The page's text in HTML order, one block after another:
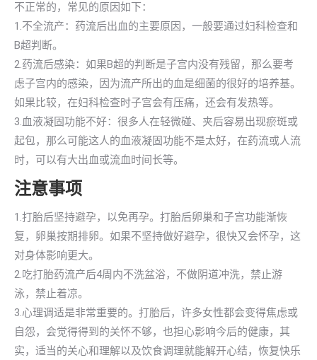
不正常的，常见的原因如下：
1.不全流产：药流后出血的主要原因，一般要通过妇科检查和
B超判断。
2.药流后感染：如果B超的判断是子宫内没有残留，那么要考
虑子宫内的感染，因为流产所出的血是细菌的很好的培养基。
如果比较，在妇科检查时子宫会有压痛，还会有发热等。
3.血液凝固功能不好：很多人在轻微碰、夹后容易出现瘀斑或
起包，那么可能这人的血液凝固功能不是太好，在药流或人流
时，可以有大出血或流血时间长等。
注意事项
1.打胎后坚持避孕，以免再孕。打胎后卵巢和子宫功能渐恢
复，卵巢按期排卵。如果不坚持做好避孕，很快又会怀孕，这
对身体影响更大。
2.吃打胎药流产后4周内不洗盆浴，不做阴道冲洗，禁止游
泳，禁止着凉。
3.心理调适是非常重要的。打胎后，许多女性都会变得焦虑或
自怨，会觉得得到的关怀不够，也担心影响今后的健康，其
实，适当的关心和理解以及饮食调理就能解开心结，恢复快乐